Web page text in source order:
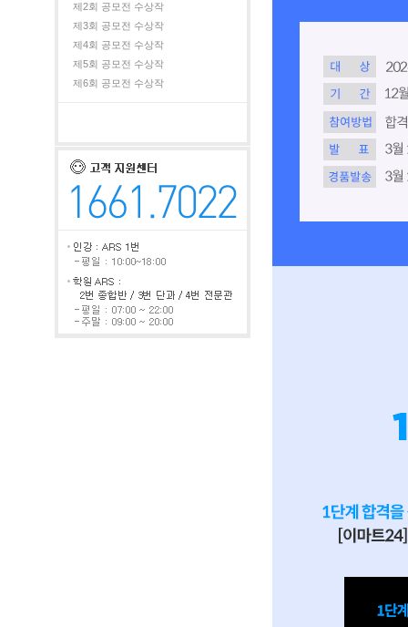
제2회 공모전 수상작
제3회 공모전 수상작
제4회 공모전 수상작
제5회 공모전 수상작
제6회 공모전 수상작